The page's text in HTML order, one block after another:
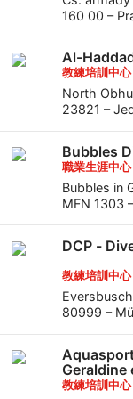
160 00 –
Al-
教練培訓中心
North
23821 –
Bubbles
職業生涯中心
Bubbles in
MFN 1303
DCP -
教練培訓中心
80999 –
Geraldine
教練培訓中心